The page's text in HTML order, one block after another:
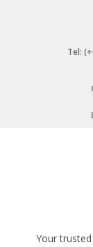
Tel:
Your